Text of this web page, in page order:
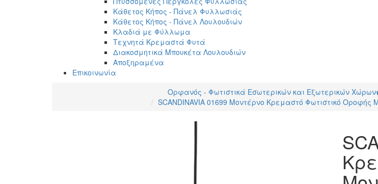
Κάθετος Κήπος - Πάνελ Φυλλωσιάς
Κάθετος Κήπος - Πάνελ Λουλουδιών
Κλαδιά με Φύλλωμα
Τεχνητά Κρεμαστά Φυτά
Διακοσμητικά Μπουκέτα Λουλουδιών
Αποξηραμένα
Επικοινωνία
Ορφανός - Φωτιστικά Εσωτερικών και Εξωτερικών Χώρων
SCANDINAVIA 01699 Μοντέρνο Κρεμαστό Φωτιστικό